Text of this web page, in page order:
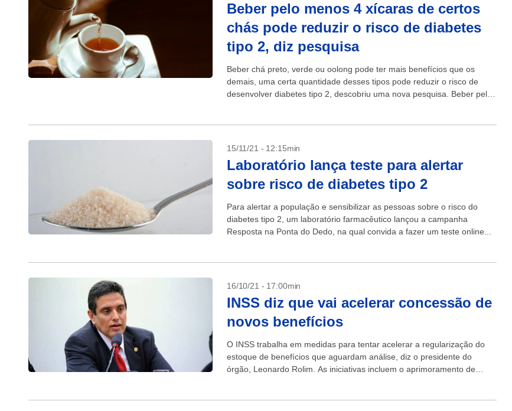
Beber pelo menos 4 xícaras de certos
chás pode reduzir o risco de diabetes
tipo 2, diz pesquisa
Beber chá preto, verde ou oolong pode ter mais benefícios que os
demais, uma certa quantidade desses tipos pode reduzir o risco de
desenvolver diabetes tipo 2, descobriu uma nova pesquisa. Beber pelo
15/11/21 - 12:15min
Laboratório lança teste para alertar
sobre risco de diabetes tipo 2
Para alertar a população e sensibilizar as pessoas sobre o risco do
diabetes tipo 2, um laboratório farmacêutico lançou a campanha
Resposta na Ponta do Dedo, na qual convida a fazer um teste online...
16/10/21 - 17:00min
INSS diz que vai acelerar concessão de
novos benefícios
O INSS trabalha em medidas para tentar acelerar a regularização do
estoque de benefícios que aguardam análise, diz o presidente do
órgão, Leonardo Rolim. As iniciativas incluem o aprimoramento de